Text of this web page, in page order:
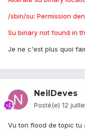
/sbin/su: Permission
Su binary not found in
Je ne c'est plus quoi
NeilDeves
Posté(e) 12
Vu ton flood de topic tu